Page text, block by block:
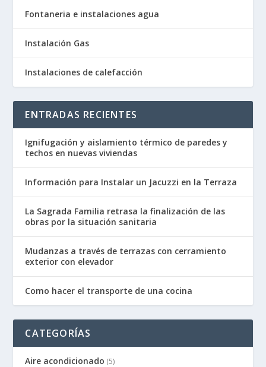
Fontaneria e instalaciones agua
Instalación Gas
Instalaciones de calefacción
ENTRADAS RECIENTES
Ignifugación y aislamiento térmico de paredes y
techos en nuevas viviendas
Información para Instalar un Jacuzzi en la Terraza
La Sagrada Familia retrasa la finalización de las
obras por la situación sanitaria
Mudanzas a través de terrazas con cerramiento
exterior con elevador
Como hacer el transporte de una cocina
CATEGORÍAS
Aire acondicionado (5)